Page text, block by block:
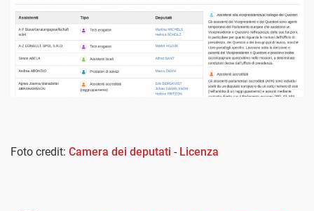
Foto credit: Camera dei deputati - Licenza